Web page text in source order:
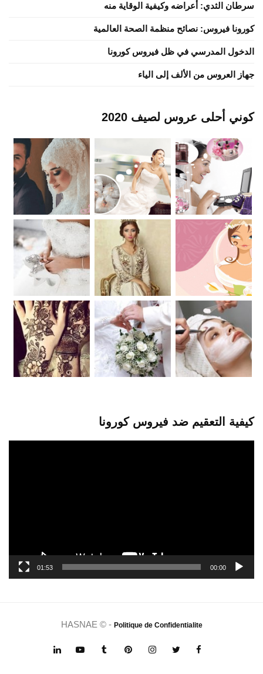
سرطان الثدي: أعراضه وكيفية الوقاية منه
كورونا فيروس: نصائح منظمة الصحة العالمية
الدخول المدرسي في ظل فيروس كورونا
جهاز العروس من الألف إلى الياء
كوني أحلى عروس لصيف 2020
كيفية التعقيم ضد فيروس كورونا
00:00
01:53
HASNAE © - Politique de Confidentialite